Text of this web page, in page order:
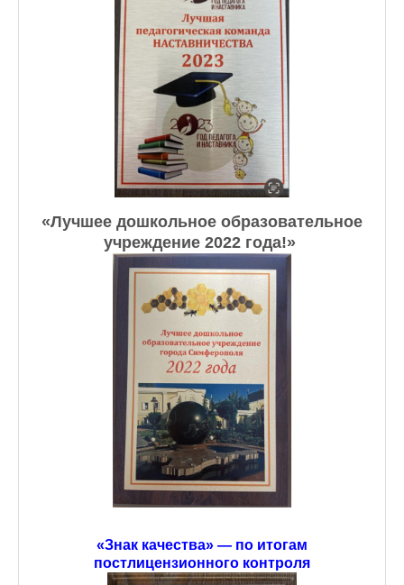
«Лучшее дошкольное образовательное
учреждение 2022 года!» ​
«Знак качества» — по итогам
постлицензионного контроля